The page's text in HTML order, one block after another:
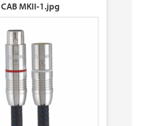
CAB MKII-1.jpg